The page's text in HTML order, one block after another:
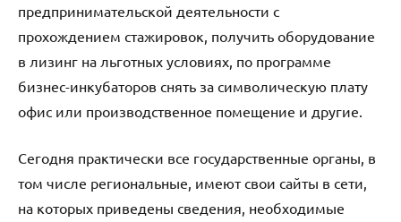
предпринимательской деятельности с
прохождением стажировок, получить оборудование
в лизинг на льготных условиях, по программе
бизнес-инкубаторов снять за символическую плату
офис или производственное помещение и другие.
Сегодня практически все государственные органы, в
том числе региональные, имеют свои сайты в сети,
на которых приведены сведения, необходимые